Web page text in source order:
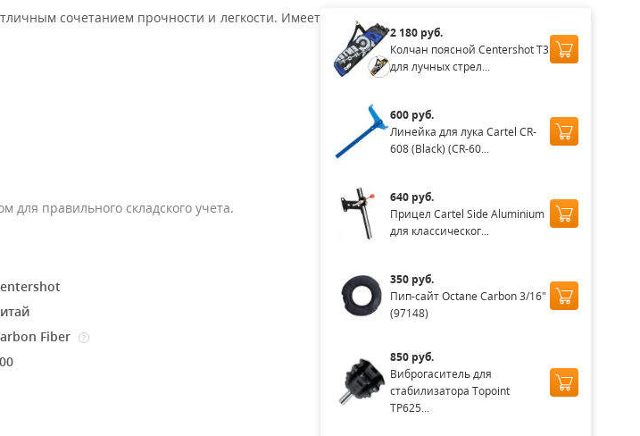
сочетанием прочности и легкости. Имеет
правильного складского учета.
Fiber ?
2 180 руб.
Колчан поясной Centershot T3
для лучных стрел...
600 руб.
Линейка для лука Cartel CR-
608 (Black) (CR-60...
640 руб.
Прицел Cartel Side Aluminium
для классическог...
350 руб.
Пип-сайт Octane Carbon 3/16"
(97148)
850 руб.
Виброгаситель для
стабилизатора Topoint
TP625...